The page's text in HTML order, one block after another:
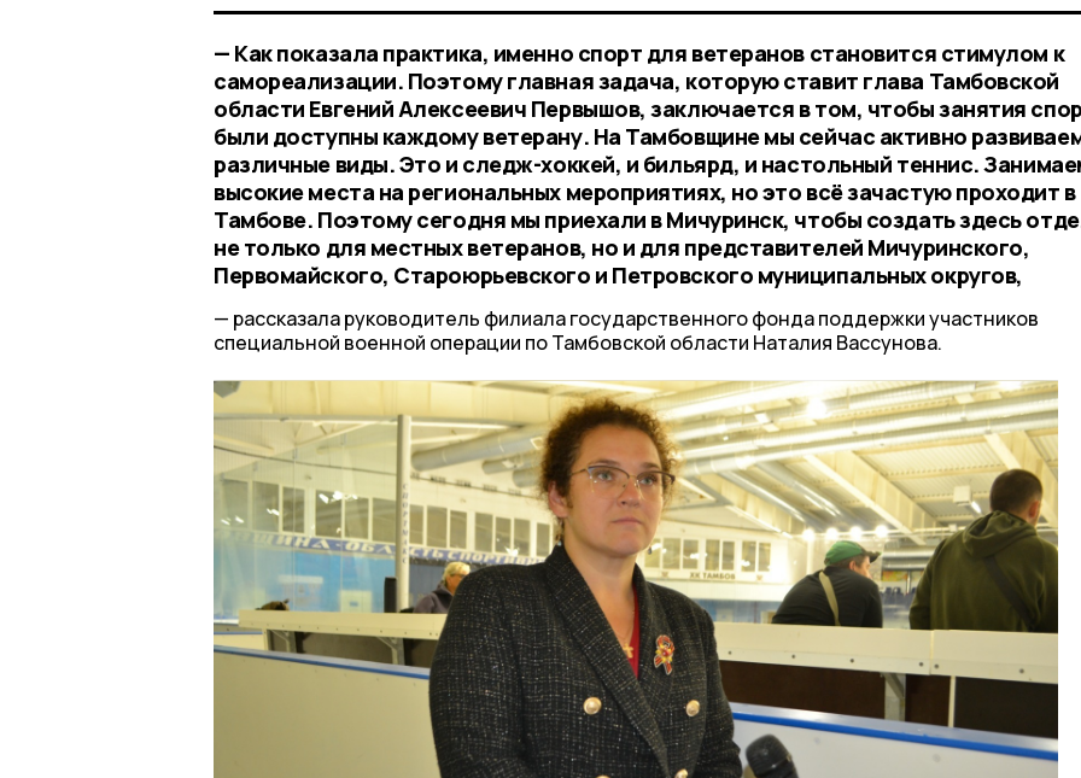
— Как показала практика, именно спорт для ветеранов становится стимулом к
самореализации. Поэтому главная задача, которую ставит глава Тамбовской
области Евгений Алексеевич Первышов, заключается в том, чтобы занятия
были доступны каждому ветерану. На Тамбовщине мы сейчас активно
различные виды. Это и следж-хоккей, и бильярд, и настольный теннис.
высокие места на региональных мероприятиях, но это всё зачастую проходит в
Тамбове. Поэтому сегодня мы приехали в Мичуринск, чтобы создать здесь
не только для местных ветеранов, но и для представителей Мичуринского,
Первомайского, Староюрьевского и Петровского муниципальных округов,
рассказала руководитель филиала государственного фонда поддержки участников
специальной военной операции по Тамбовской области Наталия Вассунова.